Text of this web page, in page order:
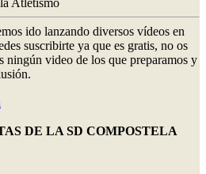
ido lanzando diversos vídeos en
suscribirte ya que es gratis, no os
ningún video de los que preparamos y
DE LA SD COMPOSTELA